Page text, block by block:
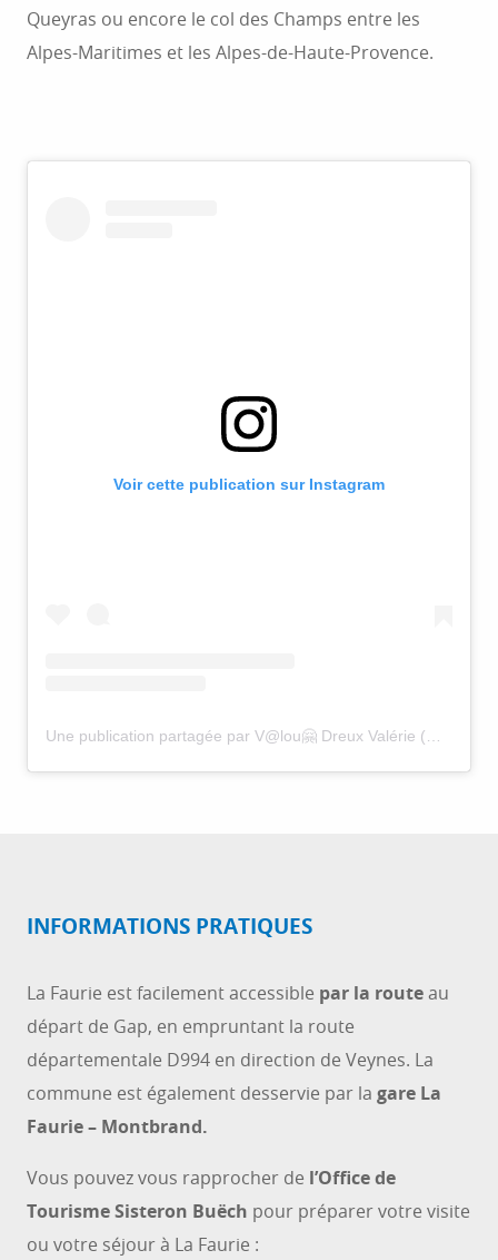
Queyras ou encore le col des Champs entre les
Alpes-Maritimes et les Alpes-de-Haute-Provence.
Voir cette publication sur Instagram
INFORMATIONS PRATIQUES
La Faurie est facilement accessible par la routeau
départ de Gap, en empruntant la route
départementale D994 en direction de Veynes. La
commune est également desservie par la gare La
Faurie – Montbrand.
Vous pouvez vous rapprocher de l’Office de
Tourisme Sisteron Buëch pour préparer votre visite
ou votre séjour à La Faurie :